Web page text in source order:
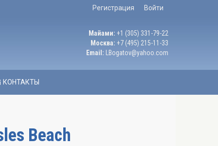
Регистрация Войти
Майами: +1 (305) 331-79-22
Москва: +7 (495) 215-11-33
Email:
LBogatov@yahoo.com
КОНТАКТЫ
Beach